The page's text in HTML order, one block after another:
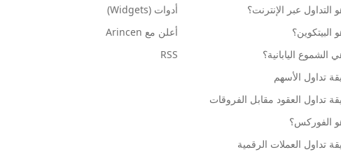
التداول عبر الإنترنت؟
البيتكوين؟
الشموع اليابانية؟
تداول الأسهم
تداول العقود مقابل الفروقات
الفوركس؟
تداول العملات الرقمية
أدوات (Widgets)
أعلن مع Arincen
RSS